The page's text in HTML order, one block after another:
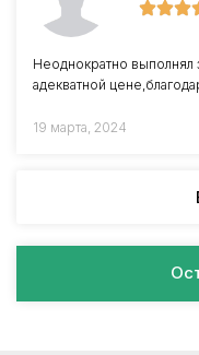
Неоднократно выполнял
адекватной
19 марта, 2024